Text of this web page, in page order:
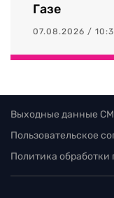
Газе
07.08.2026 /
Выходные данные
Пользовательское
Политика